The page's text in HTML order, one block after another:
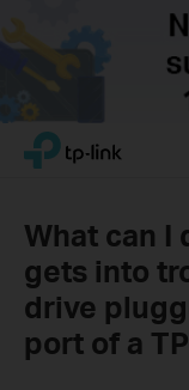
Click
navigation
TP-Link, Reliably Smart
What can I
gets into
drive
port of a